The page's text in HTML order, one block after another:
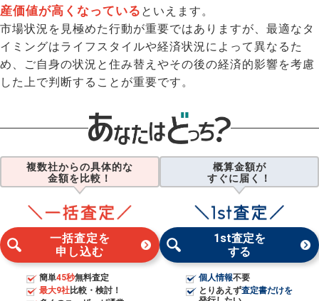
産価値が高くなっている といえます。
市場状況を見極めた行動が重要ではありますが、最適なタ
イミングはライフスタイルや経済状況によって異なるた
め、ご自身の状況と住み替えやその後の経済的影響を考慮
した上で判断することが重要です。
複数社からの具体的な
金額を比較！
一括査定を
申し込む
簡単45秒無料査定
最大9社比較・検討！
概算金額が
すぐに届く！
1st査定を
する
個人情報不要
とりあえず査定書だけを